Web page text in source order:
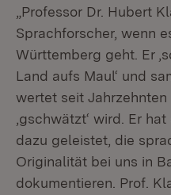
„Professor Dr. Hubert
Sprachforscher, wenn
Württemberg geht. Er
Land aufs Maul‘ und
wertet seit
‚gschwätzt‘ wird. Er
dazu geleistet, die
Originalität bei uns in
dokumentieren. Prof.